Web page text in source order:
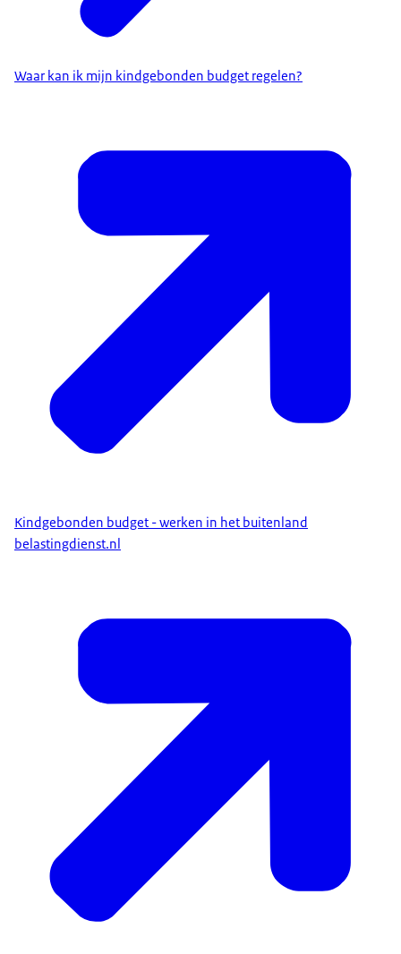
Waar kan ik mijn kindgebonden budget regelen?
Kindgebonden budget - werken in het buitenland
belastingdienst.nl